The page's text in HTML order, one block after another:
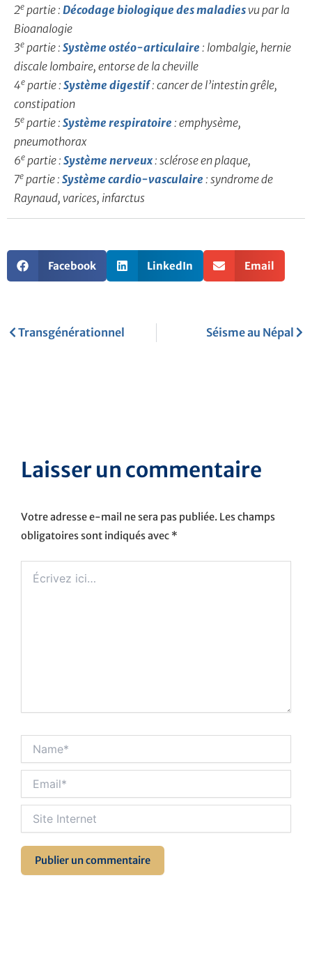
2e partie : Décodage biologique des maladies vu par la
Bioanalogie
3e partie : Système ostéo-articulaire : lombalgie, hernie
discale lombaire, entorse de la cheville
4e partie : Système digestif : cancer de l’intestin grêle,
constipation
5e partie : Système respiratoire : emphysème,
pneumothorax
6e partie : Système nerveux: sclérose en plaque,
7e partie : Système cardio-vasculaire : syndrome de
Raynaud, varices, infarctus
Facebook LinkedIn Email
Transgénérationnel
Séisme au Népal
Laisser un commentaire
Votre adresse e-mail ne sera pas publiée. Les champs
obligatoires sont indiqués avec *
ici…
Internet